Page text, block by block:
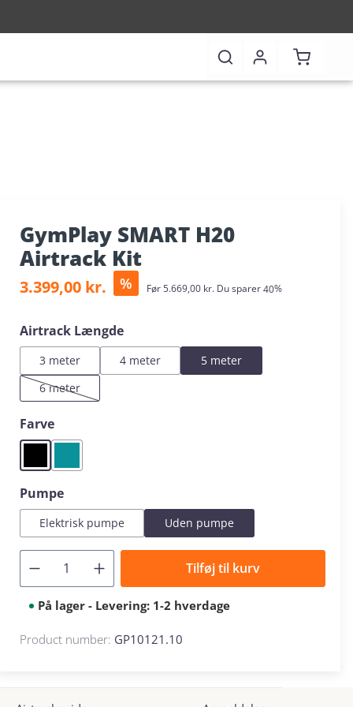
GymPlay SMART H20
Airtrack Kit
Sale price:
3.399,00 kr. % Før Regular price:
5.669,00 kr.Du sparer40%
Select
Airtrack Længde
3 meter 4 meter
5 meter
6 meter
(This option is currently unavailable.)
Select
Farve
Black
Select
Pumpe
Elektrisk pumpe Uden pumpe
Tilføj til kurv
På lager - Levering: 1-2 hverdage
Product number: GP10121.10